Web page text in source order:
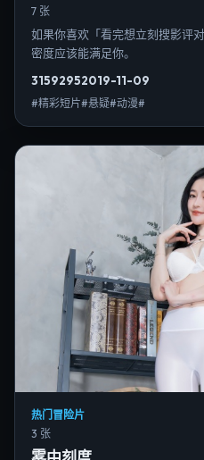
7 张
如果你喜欢「看完想立刻搜影评
密度应该能满足你。
31592952019-11-09
#精彩短片#悬疑#动漫#
热门冒险片
3 张